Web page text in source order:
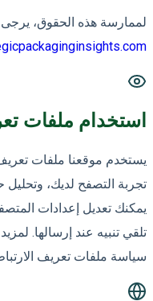
لممارسة هذه الحقوق، يرجى
استخدام ملفات
يستخدم موقعنا ملفات تعريف
تجربة التصفح لديك،
يمكنك تعديل إعدادات
تلقي تنبيه عند إرسالها.
سياسة ملفات تعريف